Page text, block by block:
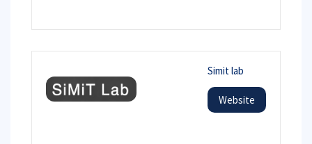
Simit lab
Website